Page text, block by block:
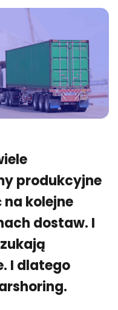
produkcyjne
na kolejne
dostaw. I
I dlatego